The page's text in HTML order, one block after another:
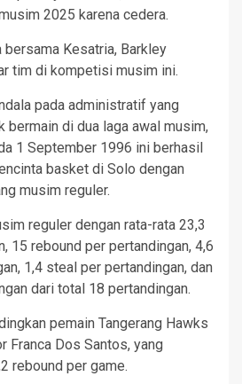
2025 karena cedera.
bersama Kesatria, Barkley
tim di kompetisi musim ini.
pada administratif yang
bermain di dua laga awal musim,
1 September 1996 ini berhasil
basket di Solo dengan
musim reguler.
reguler dengan rata-rata 23,3
15 rebound per pertandingan, 4,6
1,4 steal per pertandingan, dan
dari total 18 pertandingan.
pemain Tangerang Hawks
Franca Dos Santos, yang
rebound per game.